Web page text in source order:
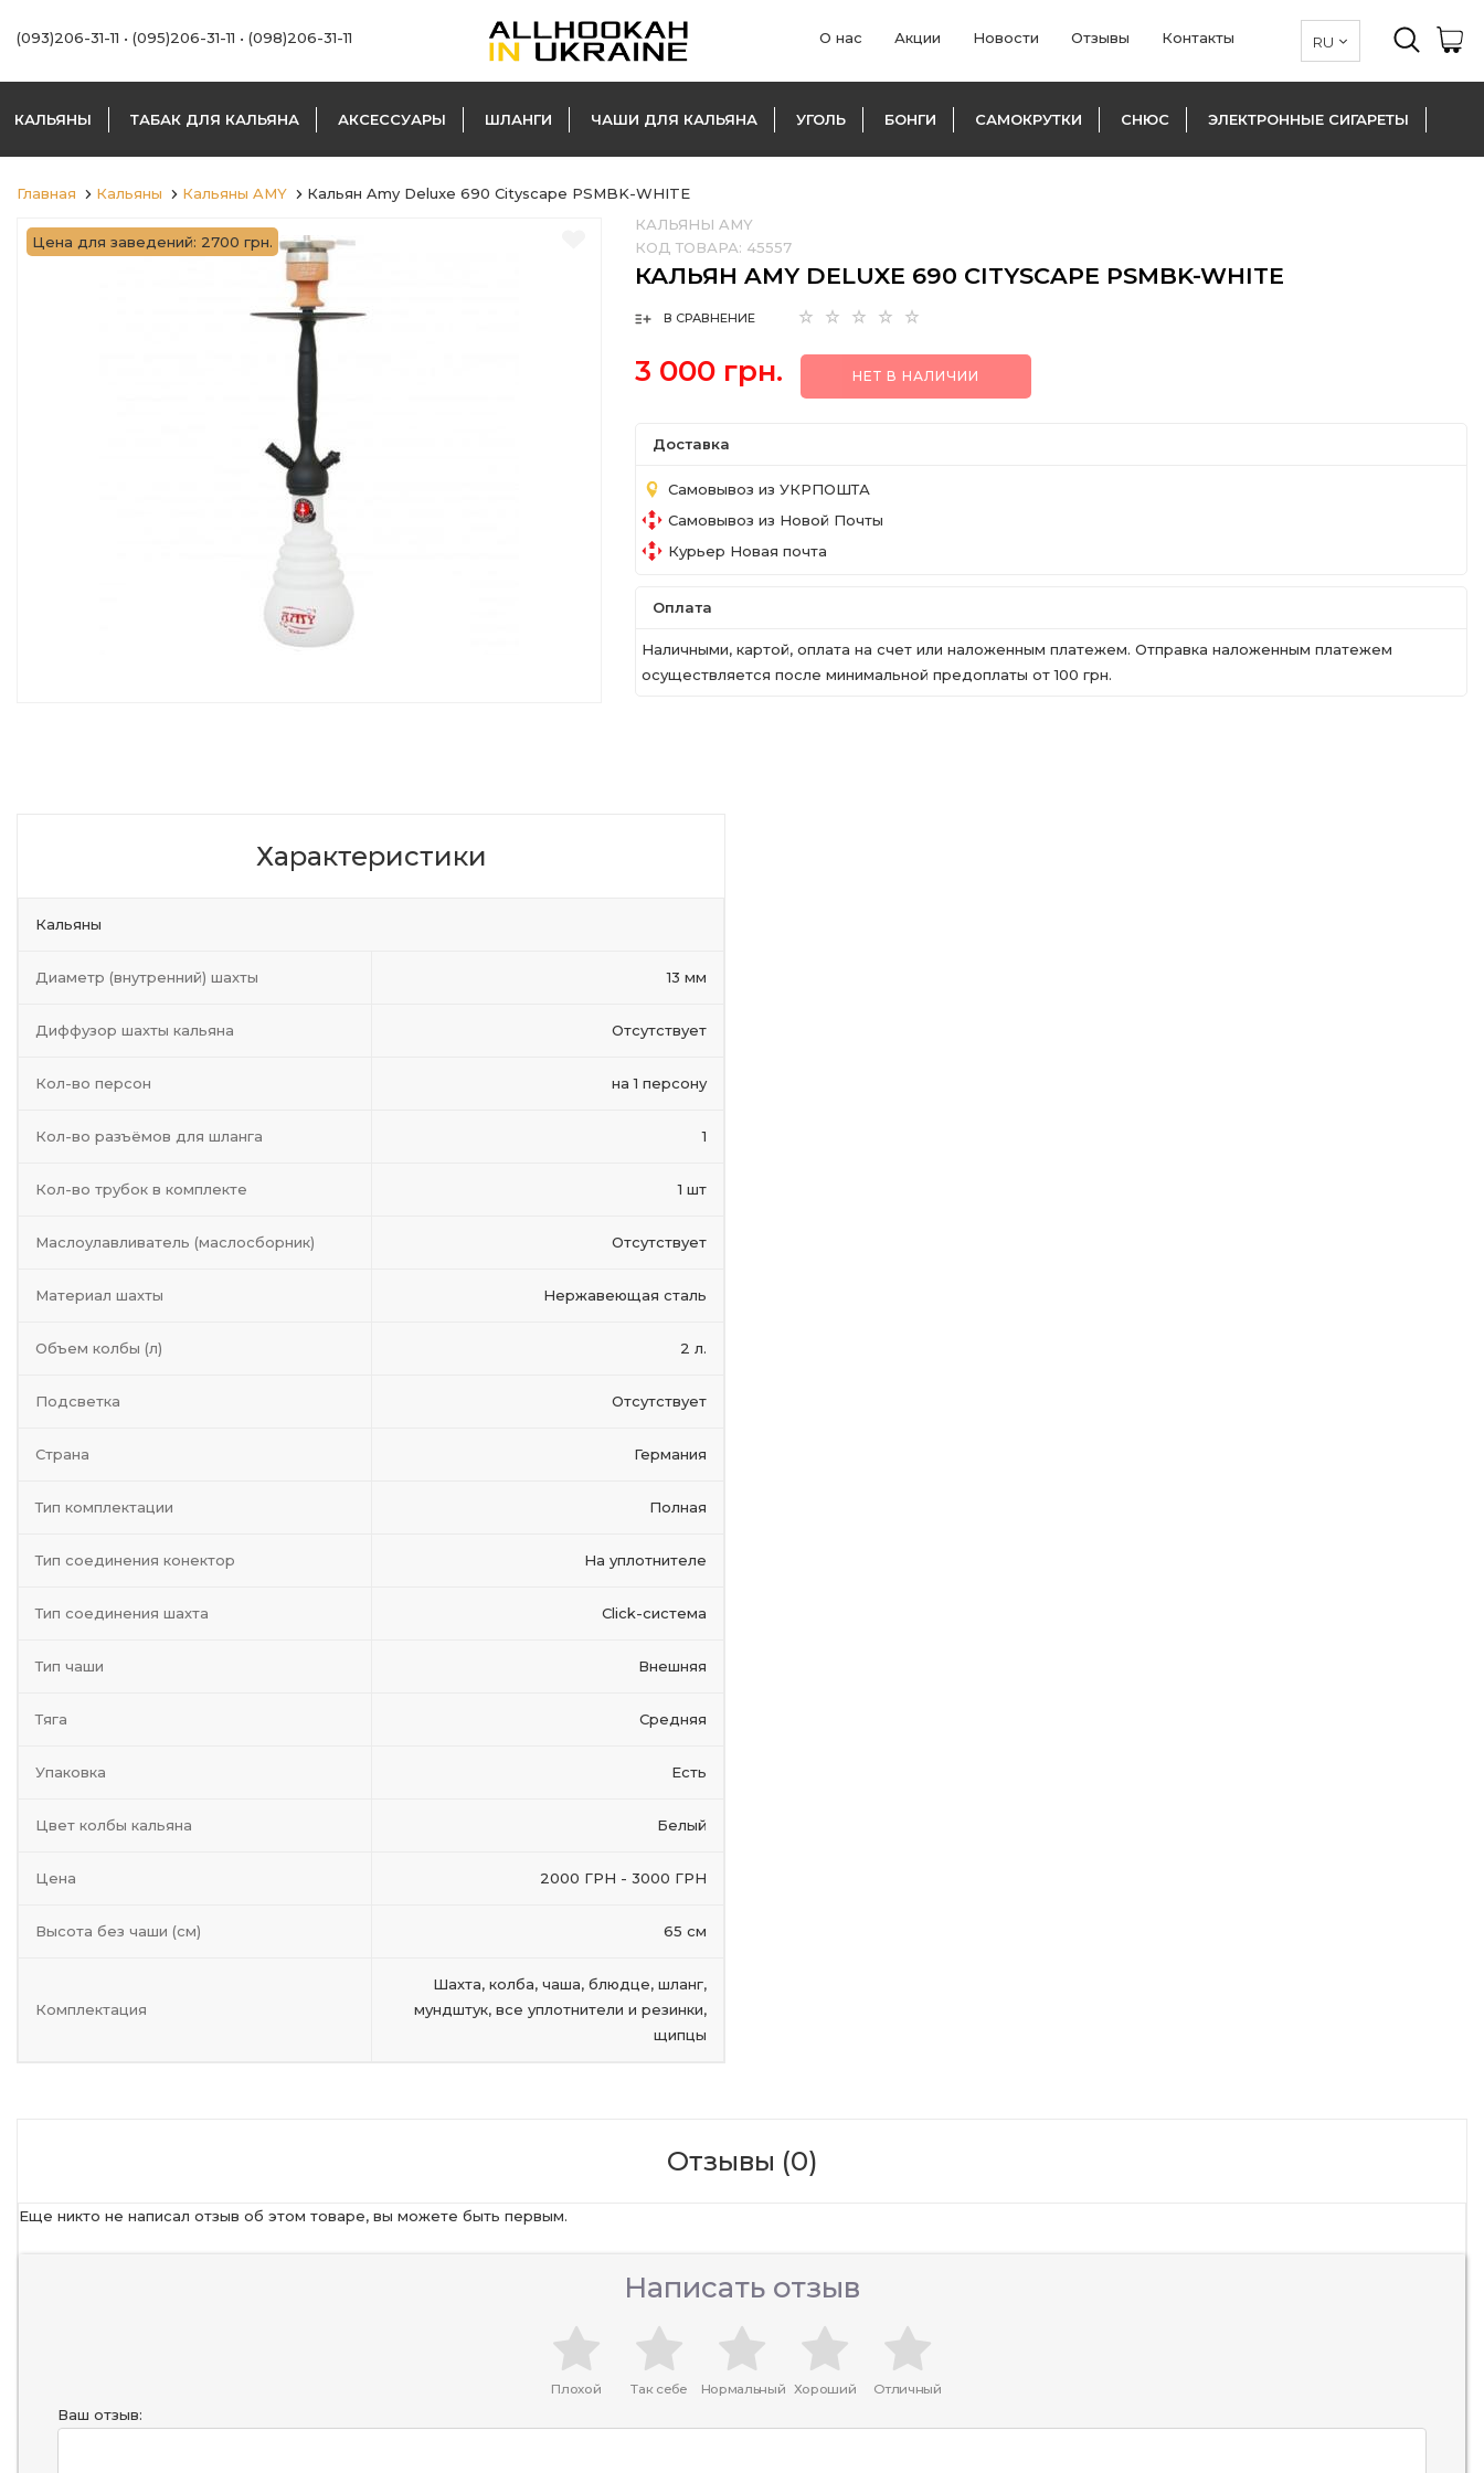
(093)206-31-11 • (095)206-31-11 • (098)206-31-11 О нас Акции Новости Отзывы Контакты
КАЛЬЯНЫ ТАБАК ДЛЯ КАЛЬЯНА АКСЕССУАРЫ ШЛАНГИ ЧАШИ ДЛЯ КАЛЬЯНА УГОЛЬ БОНГИ САМОКРУТКИ СНЮС ЭЛЕКТРОННЫЕ СИГАРЕТЫ
Главная Кальяны Кальяны AMY Кальян Amy Deluxe 690 Cityscape PSMBK-WHITE
Цена для заведений: 2700 грн.
КАЛЬЯНЫ AMY
КОД ТОВАРА: 45557
КАЛЬЯН AMY DELUXE 690 CITYSCAPE PSMBK-WHITE
В СРАВНЕНИЕ
3 000 грн. НЕТ В НАЛИЧИИ
Доставка
Самовывоз из УКРПОШТА
Самовывоз из Новой Почты
Курьер Новая почта
Оплата
Наличными, картой, оплата на счет или наложенным платежем. Отправка наложенным платежем
осуществляется после минимальной предоплаты от 100 грн.
Характеристики
Кальяны
Диаметр (внутренний) шахты 13 мм
Диффузор шахты кальяна Отсутствует
Кол-во персон на 1 персону
Кол-во разъёмов для шланга 1
Кол-во трубок в комплекте 1 шт
Маслоулавливатель (маслосборник) Отсутствует
Материал шахты Нержавеющая сталь
Объем колбы (л) 2 л.
Подсветка Отсутствует
Страна Германия
Тип комплектации Полная
Тип соединения конектор На уплотнителе
Тип соединения шахта Click-система
Тип чаши Внешняя
Тяга Средняя
Упаковка Есть
Цвет колбы кальяна Белый
Цена 2000 ГРН - 3000 ГРН
Высота без чаши (см) 65 см
Комплектация
Шахта, колба, чаша, блюдце, шланг,
мундштук, все уплотнители и резинки,
щипцы
Отзывы (0)
Еще никто не написал отзыв об этом товаре, вы можете быть первым.
Написать отзыв
Плохой Так себе Нормальный Хороший Отличный
Ваш отзыв: